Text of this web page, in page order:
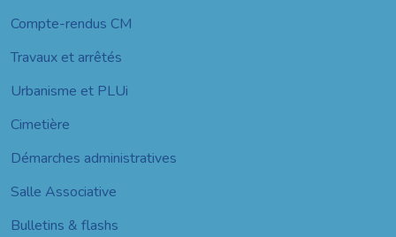
Compte-rendus CM
Travaux et arrêtés
Urbanisme et PLUi
Cimetière
Démarches administratives
Salle Associative
Bulletins & flashs